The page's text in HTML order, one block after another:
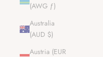
(AWG ƒ)
Australia
(AUD $)
Austria (EUR